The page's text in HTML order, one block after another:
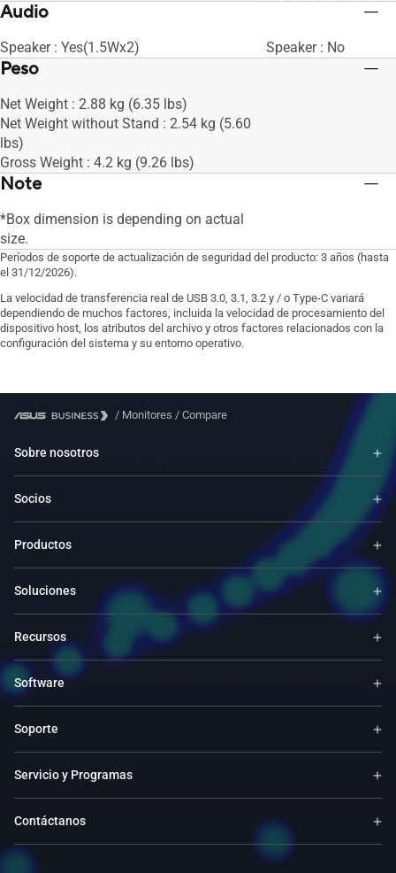
Audio
Speaker : Yes(1.5Wx2) Speaker : No
Peso
Net Weight : 2.88 kg (6.35 lbs)
Net Weight without Stand : 2.54 kg (5.60
lbs)
Gross Weight : 4.2 kg (9.26 lbs)
Note
*Box dimension is depending on actual
size.
Períodos de soporte de actualización de seguridad del producto: 3 años (hasta
el 31/12/2026).
La velocidad de transferencia real de USB 3.0, 3.1, 3.2 y / o Type-C variará
dependiendo de muchos factores, incluida la velocidad de procesamiento del
dispositivo host, los atributos del archivo y otros factores relacionados con la
configuración del sistema y su entorno operativo.
/ Monitores / Compare
Sobre nosotros
Socios
Productos
Soluciones
Recursos
Software
Soporte
Servicio y Programas
Contáctanos